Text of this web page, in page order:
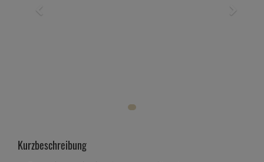
Kurzbeschreibung